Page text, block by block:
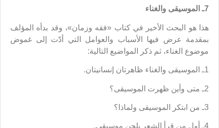
7ـ الموسيقى والغناء
هذا هو البحث الأخير في كتاب «فقه وزمان»، وقد بدأه المؤلف
بمقدمة عرض فيها الأسباب والعوامل التي أدّت إلى غموض
موضوع الغناء، ثم ذكر المواضيع التالية:
1ـ الموسيقى والغناء ظاهرتان إنسانيتان.
2ـ متى وأين ظهرت الموسيقى؟
3ـ من ابتكر الموسيقى ولماذا؟
4ـ أول من قرأ الشعر بلحن موسيقي.